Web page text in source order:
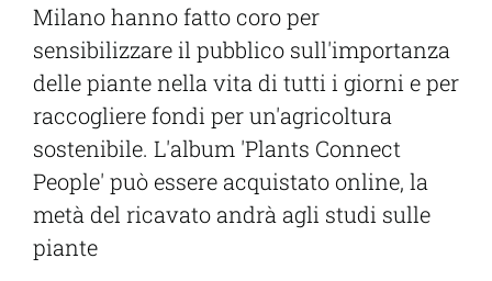
Milano hanno fatto coro per
sensibilizzare il pubblico sull'importanza
delle piante nella vita di tutti i giorni e per
raccogliere fondi per un'agricoltura
sostenibile. L'album 'Plants Connect
People' può essere acquistato online, la
metà del ricavato andrà agli studi sulle
piante